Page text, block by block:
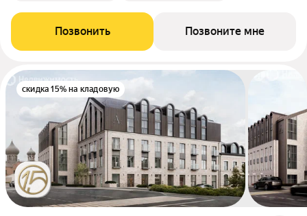
Позвонить Позвоните мне
скидка 15% на кладовую